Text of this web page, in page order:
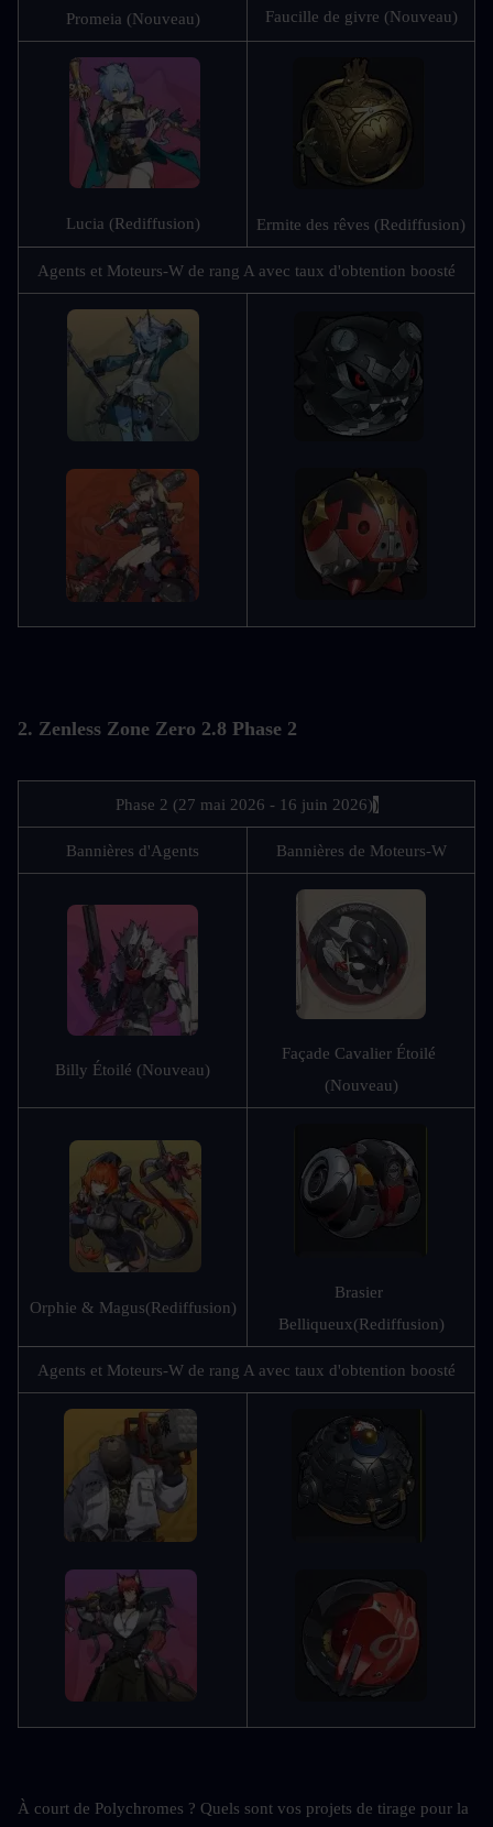
Promeia (Nouveau) Faucille de givre (Nouveau)
Lucia (Rediffusion) Ermite des rêves (Rediffusion)
Agents et Moteurs-W de rang A avec taux d'obtention boosté
2. Zenless Zone Zero 2.8 Phase 2
Phase 2 (27 mai 2026 - 16 juin 2026))
Bannières d'Agents Bannières de Moteurs-W
Billy Étoilé (Nouveau)
Façade Cavalier Étoilé
(Nouveau)
Orphie & Magus(Rediffusion)
Brasier
Belliqueux(Rediffusion)
Agents et Moteurs-W de rang A avec taux d'obtention boosté
À court de Polychromes ? Quels sont vos projets de tirage pour la